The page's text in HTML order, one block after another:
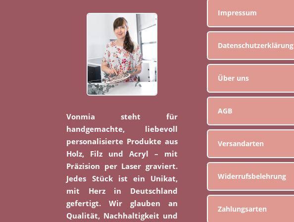
Vonmia steht für
handgemachte, liebevoll
personalisierte Produkte aus
Holz, Filz und Acryl – mit
Präzision per Laser graviert.
Jedes Stück ist ein Unikat,
mit Herz in Deutschland
gefertigt. Wir glauben an
Qualität, Nachhaltigkeit und
Impressum
Datenschutzerklärung
Über uns
AGB
Versandarten
Widerrufsbelehrung
Zahlungsarten